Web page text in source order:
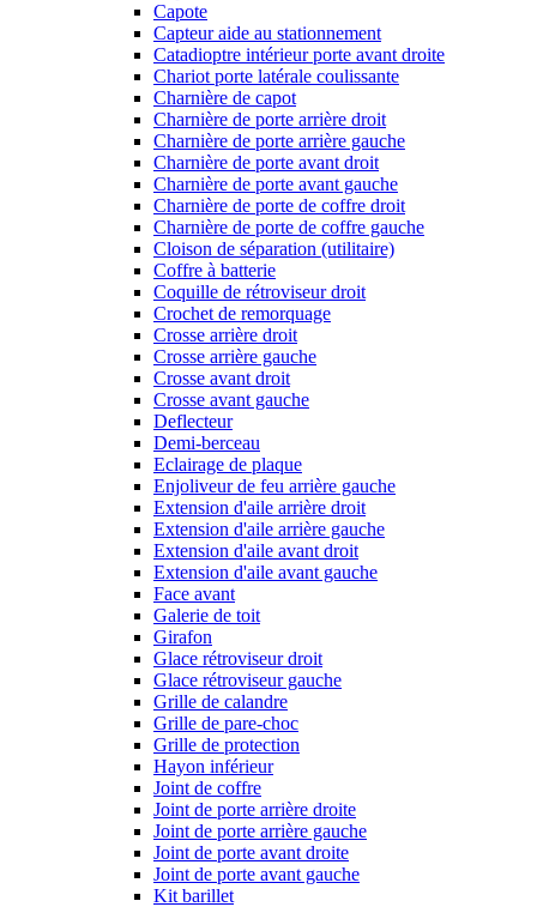
Capote
Capteur aide au stationnement
Catadioptre intérieur porte avant droite
Chariot porte latérale coulissante
Charnière de capot
Charnière de porte arrière droit
Charnière de porte arrière gauche
Charnière de porte avant droit
Charnière de porte avant gauche
Charnière de porte de coffre droit
Charnière de porte de coffre gauche
Cloison de séparation (utilitaire)
Coffre à batterie
Coquille de rétroviseur droit
Crochet de remorquage
Crosse arrière droit
Crosse arrière gauche
Crosse avant droit
Crosse avant gauche
Deflecteur
Demi-berceau
Eclairage de plaque
Enjoliveur de feu arrière gauche
Extension d'aile arrière droit
Extension d'aile arrière gauche
Extension d'aile avant droit
Extension d'aile avant gauche
Face avant
Galerie de toit
Girafon
Glace rétroviseur droit
Glace rétroviseur gauche
Grille de calandre
Grille de pare-choc
Grille de protection
Hayon inférieur
Joint de coffre
Joint de porte arrière droite
Joint de porte arrière gauche
Joint de porte avant droite
Joint de porte avant gauche
Kit barillet